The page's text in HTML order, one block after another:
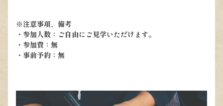
※注意事項、備考
・参加人数：ご自由にご見学いただけます。
・参加費：無
・事前予約：無